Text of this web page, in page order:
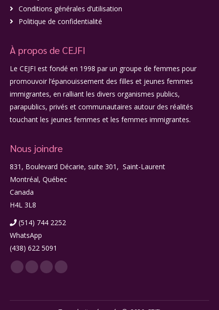
Conditions générales d’utilisation
Politique de confidentialité
À propos de CEJFI
Le CEJFI est fondé en 1998 par un groupe de femmes pour
promouvoir l’épanouissement des filles et jeunes femmes
immigrantes, en ralliant les divers organismes publics,
parapublics, privés et communautaires autour des réalités
touchant les jeunes femmes et les femmes immigrantes.
Nous joindre
831, Boulevard Décarie, suite 301, Saint-Laurent
Montréal, Québec
Canada
H4L 3L8
(514) 744 2252
WhatsApp
(438) 622 5091
Facebook
opens
LinkedIn
opens
Twitter
opens
Instagram
opens